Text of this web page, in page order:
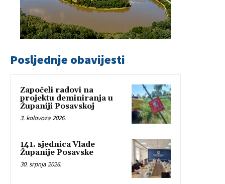
Posljednje obavijesti
Započeli radovi na
projektu deminiranja u
Županiji Posavskoj
3. kolovoza 2026.
141. sjednica Vlade
Županije Posavske
30. srpnja 2026.